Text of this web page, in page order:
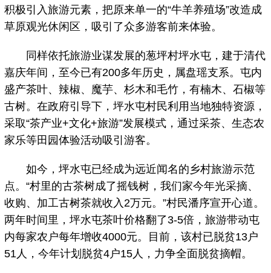
积极引入旅游元素，把原来单一的“牛羊养殖场”改造成
草原观光休闲区，吸引了众多游客前来体验。
同样依托旅游业谋发展的葱坪村坪水屯，建于清代
嘉庆年间，至今已有200多年历史，属盘瑶支系。屯内
盛产茶叶、辣椒、魔芋、杉木和毛竹，有楠木、石椒等
古树。在政府引导下，坪水屯村民利用当地独特资源，
采取“茶产业+文化+旅游”发展模式，通过采茶、生态农
家乐等田园体验活动吸引游客。
如今，坪水屯已经成为远近闻名的乡村旅游示范
点。“村里的古茶树成了摇钱树，我们家今年光采摘、
收购、加工古树茶就收入2万元。”村民潘序宣开心道。
两年时间里，坪水屯茶叶价格翻了3-5倍，旅游带动屯
内每家农户每年增收4000元。目前，该村已脱贫13户
51人，今年计划脱贫4户15人，力争全面脱贫摘帽。